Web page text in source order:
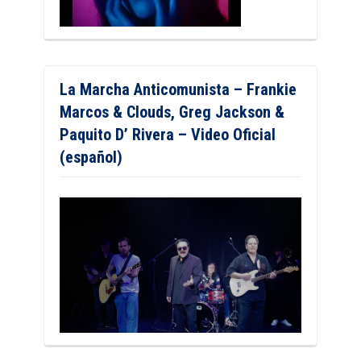
La Marcha Anticomunista – Frankie
Marcos & Clouds, Greg Jackson &
Paquito D’ Rivera – Video Oficial
(español)